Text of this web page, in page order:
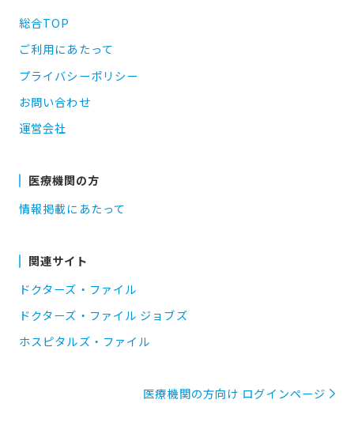
総合TOP
ご利用にあたって
プライバシーポリシー
お問い合わせ
運営会社
医療機関の方
情報掲載にあたって
関連サイト
ドクターズ・ファイル
ドクターズ・ファイル ジョブズ
ホスピタルズ・ファイル
医療機関の方向け ログインページ